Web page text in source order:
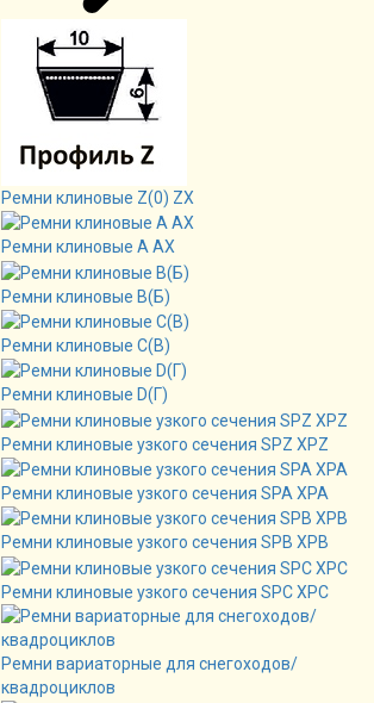
Ремни клиновые Z(0) ZX
Ремни клиновые А AX
Ремни клиновые В(Б)
Ремни клиновые C(B)
Ремни клиновые D(Г)
Ремни клиновые узкого сечения SPZ XPZ
Ремни клиновые узкого сечения SPA XPA
Ремни клиновые узкого сечения SPB XPB
Ремни клиновые узкого сечения SPC XPC
Ремни вариаторные для снегоходов/
квадроциклов